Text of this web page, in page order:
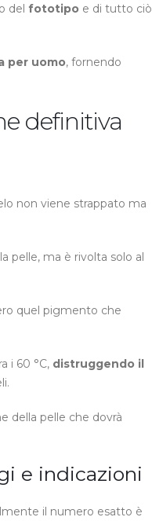
del fototipo e di tutto ciò
per uomo, fornendo
definitiva
non viene strappato ma
pelle, ma è rivolta solo al
quel pigmento che
i 60 °C, distruggendo il
della pelle che dovrà
e indicazioni
il numero esatto è